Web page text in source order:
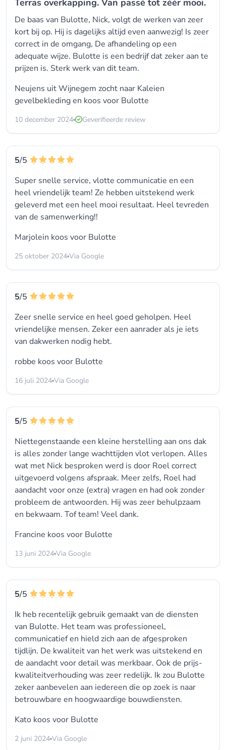
Terras overkapping. Van passé tot zéér mooi.
De baas van Bulotte, Nick, volgt de werken van zeer
kort bij op. Hij is dagelijks altijd even aanwezig! Is zeer
correct in de omgang, De afhandeling op een
adequate wijze. Bulotte is een bedrijf dat zeker aan te
prijzen is. Sterk werk van dit team.
Neujens uit Wijnegem zocht naar Kaleien
gevelbekledingen koos voor Bulotte
10 december 2024 Geverifieerde review
5/5
Super snelle service, vlotte communicatie en een
heel vriendelijk team! Ze hebben uitstekend werk
geleverd met een heel mooi resultaat. Heel tevreden
van de samenwerking!!
Marjolein koos voor Bulotte
25 oktober 2024 Via Google
5/5
Zeer snelle service en heel goed geholpen. Heel
vriendelijke mensen. Zeker een aanrader als je iets
van dakwerken nodig hebt.
robbe koos voor Bulotte
16 juli 2024 Via Google
5/5
Niettegenstaande een kleine herstelling aan ons dak
is alles zonder lange wachttijden vlot verlopen. Alles
wat met Nick besproken werd is door Roel correct
uitgevoerd volgens afspraak. Meer zelfs, Roel had
aandacht voor onze (extra) vragen en had ook zonder
probleem de antwoorden. Hij was zeer behulpzaam
en bekwaam. Tof team! Veel dank.
Francine koos voor Bulotte
13 juni 2024 Via Google
5/5
Ik heb recentelijk gebruik gemaakt van de diensten
van Bulotte. Het team was professioneel,
communicatief en hield zich aan de afgesproken
tijdlijn. De kwaliteit van het werk was uitstekend en
de aandacht voor detail was merkbaar. Ook de prijs-
kwaliteitverhouding was zeer redelijk. Ik zou Bulotte
zeker aanbevelen aan iedereen die op zoek is naar
betrouwbare en hoogwaardige bouwdiensten.
Kato koos voor Bulotte
2 juni 2024 Via Google